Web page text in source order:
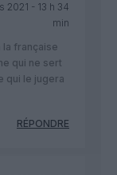
2021 - 13 h 34
min
la française
qui ne sert
qui le jugera
RÉPONDRE